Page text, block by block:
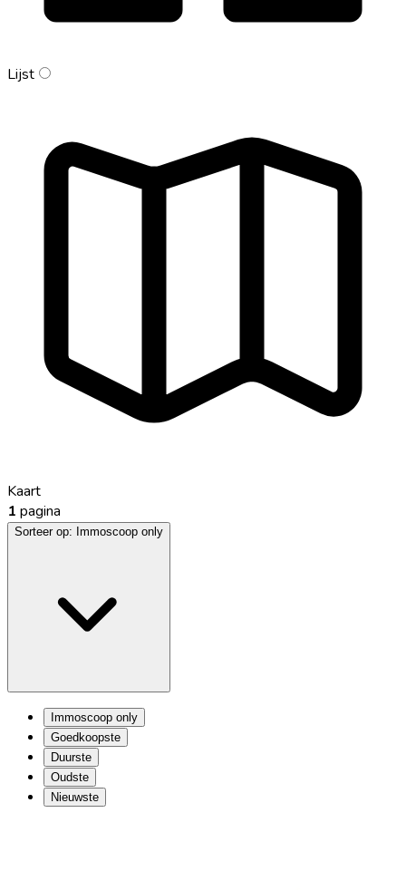
Lijst
Kaart
1 pagina
Sorteer op: Immoscoop only
Immoscoop only
Goedkoopste
Duurste
Oudste
Nieuwste